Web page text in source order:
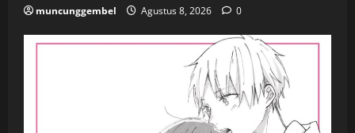
muncunggembel Agustus 8, 2026 0